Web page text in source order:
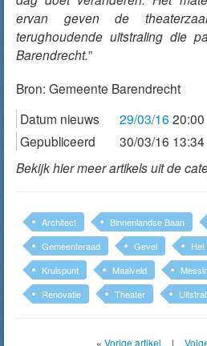
ervan geven de
terughoudende uitstraling die
Barendrecht.”
Bron: Gemeente Barendrecht
Datum nieuws
29/03/16 20:00
Gepubliceerd
30/03/16 13:34
Bekijk hier meer artikels uit de
Architect Binnenlandse Baan
Gemeenteraad
Gevel
Kruispunt
Maaiveld
Renovatie
Theater
« Vorige artikel |